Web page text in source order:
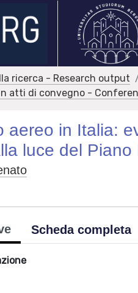
ricerca - Research output
atti di convegno -
aereo in Italia:
luce del
Scheda completa